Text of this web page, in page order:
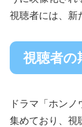
視聴者には、新
視聴者の
ドラマ「ホン
集めており、視